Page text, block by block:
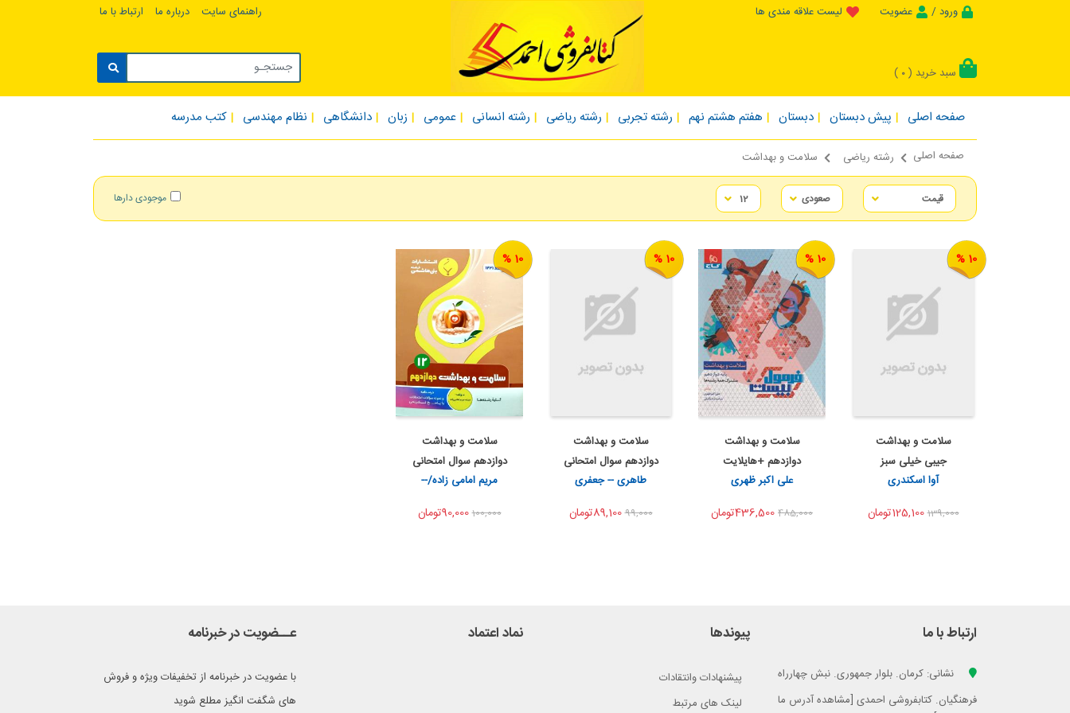
ورود / عضویت لیست علاقه مندی ها راهنمای سایت درباره ما ارتباط با ما
سبد خرید ( 0
)
صفحه اصلی پیش دبستان دبستان هفتم هشتم نهم رشته تجربی رشته ریاضی رشته انسانی عمومی زبان دانشگاهی نظام مهندسی کتب مدرسه
صفحه اصلی رشته ریاضی سلامت و بهداشت
موجودی دارها
10 %
اضافه به سبد خرید
اشتراک گذاری
سلامت و بهداشت
جیبی خیلی سبز
آوا اسکندری
139,000125,100تومان
10 %
اضافه به سبد خرید
اشتراک گذاری
سلامت و بهداشت
دوازدهم +هایلایت
درسی فرم...
علی اکبر ظهری
485,000
10 %
اضافه به سبد خرید
اشتراک گذاری
سلامت و بهداشت
دوازدهم سوال امتحانی
شب ا...
طاهری -- جعفری
99,00089,100تومان
10 %
به من اطلاع بده
اشتراک گذاری
سلامت و بهداشت
دوازدهم سوال امتحانی
بنی...
مریم امامی زاده/--
100,00090,000تومان
ارتباط با ما
نشانی: کرمان. بلوار جمهوری. نبش چهارراه
فرهنگیان. کتابفروشی احمدی [مشاهده آدرس ما
پیوندها
پیشنهادات وانتقادات
لینک های مرتبط
نماد اعتماد عــضویت در خبرنامه
با عضویت در خبرنامه از تخفیفات ویژه و فروش
های شگفت انگیز مطلع شوید